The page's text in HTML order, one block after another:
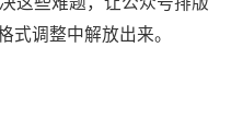
式调整中解放出来。